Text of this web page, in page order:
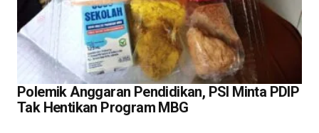
Polemik Anggaran Pendidikan, PSI Minta PDIP
Tak Hentikan Program MBG